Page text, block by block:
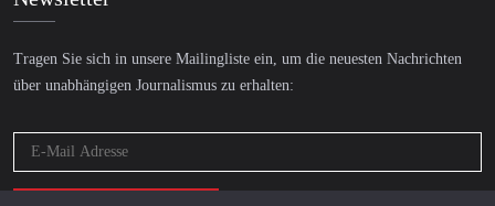
Tragen Sie sich in unsere Mailingliste ein, um die neuesten Nachrichten
über unabhängigen Journalismus zu erhalten: